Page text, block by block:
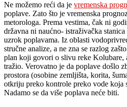
Ne možemo reći da je vremenska
poplave. Zato što je vremenska
metorologa. Prema vestima, čak ni
državna ni naućno- istraživačka
uzrok poplavama. Iz oblasti
stručne analize, a ne zna se razlog
plan koji govori o slivu reke Kolubare,
tražio. Verovatno je da poplave došlo
prostora (osobine zemljišta, korita,
otkriju preko kontrole preko vode koja
Nadamo se da više poplava neće biti.